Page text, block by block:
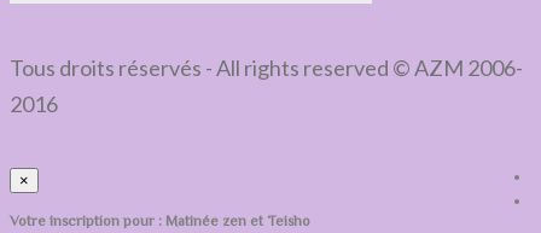
Tous droits réservés - All rights reserved © AZM 2006-
2016
×
Votre inscription pour : Matinée zen et Teisho